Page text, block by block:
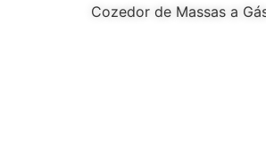
Cozedor de Massas a